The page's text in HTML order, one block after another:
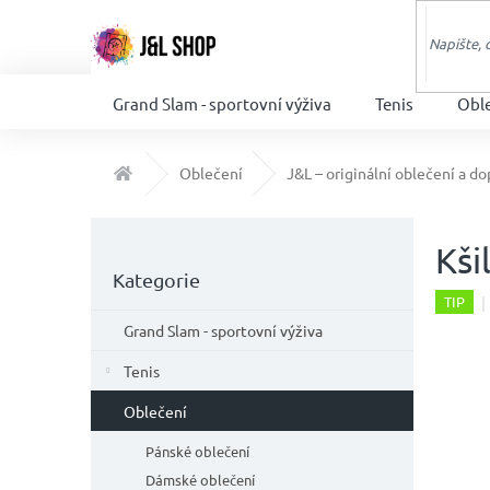
Grand Slam - sportovní výživa Tenis
Domů Oblečení J&L – originální oblečení a
n
kategorie
Kategorie
Grand Slam - sportovní výživa
Tenis
Oblečení
Pánské oblečení
Dámské oblečení
TIP